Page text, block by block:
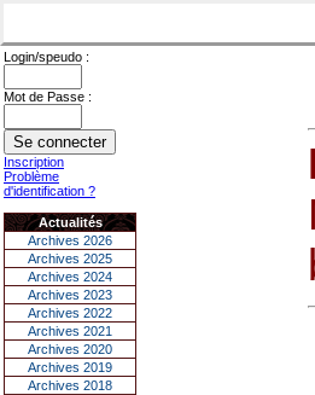
Login/speudo :
Mot de Passe :
Inscription
Problème
d'identification ?
Actualités
Archives 2026
Archives 2025
Archives 2024
Archives 2023
Archives 2022
Archives 2021
Archives 2020
Archives 2019
Archives 2018